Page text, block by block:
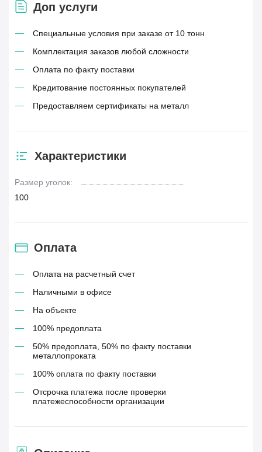
Доп услуги
Специальные условия при заказе от 10 тонн
Комплектация заказов любой сложности
Оплата по факту поставки
Кредитование постоянных покупателей
Предоставляем сертификаты на металл
Характеристики
Размер уголок:
100
Оплата
Оплата на расчетный счет
Наличными в офисе
На объекте
100% предоплата
50% предоплата, 50% по факту поставки
металлопроката
100% оплата по факту поставки
Отсрочка платежа после проверки
платежеспособности организации